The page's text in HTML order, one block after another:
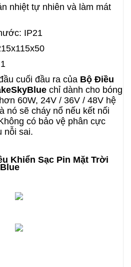
nhiệt tự nhiên và làm mát
IP21
cuối đầu ra của Bộ Điều
chỉ dành cho bóng
60W, 24V / 36V / 48V hệ
à nó sẽ cháy nổ nếu kết nối
ông có bảo vệ phân cực
nỗi sai.
Khiển Sạc Pin Mặt Trời